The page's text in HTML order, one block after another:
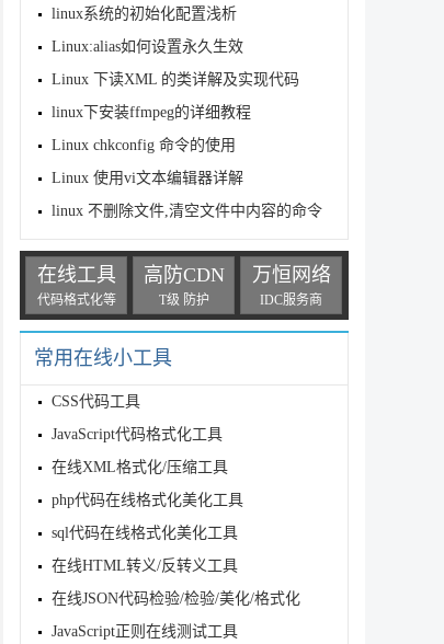
linux系统的初始化配置浅析
Linux:alias如何设置永久生效
Linux 下读XML 的类详解及实现代码
linux下安装ffmpeg的详细教程
Linux chkconfig 命令的使用
Linux 使用vi文本编辑器详解
linux 不删除文件,清空文件中内容的命令
在线工具
代码格式化等
高防CDN
T级 防护
万恒网络
IDC服务商
常用在线小工具
CSS代码工具
JavaScript代码格式化工具
在线XML格式化/压缩工具
php代码在线格式化美化工具
sql代码在线格式化美化工具
在线HTML转义/反转义工具
在线JSON代码检验/检验/美化/格式化
JavaScript正则在线测试工具